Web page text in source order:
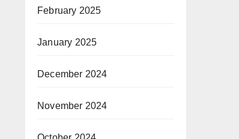
February 2025
January 2025
December 2024
November 2024